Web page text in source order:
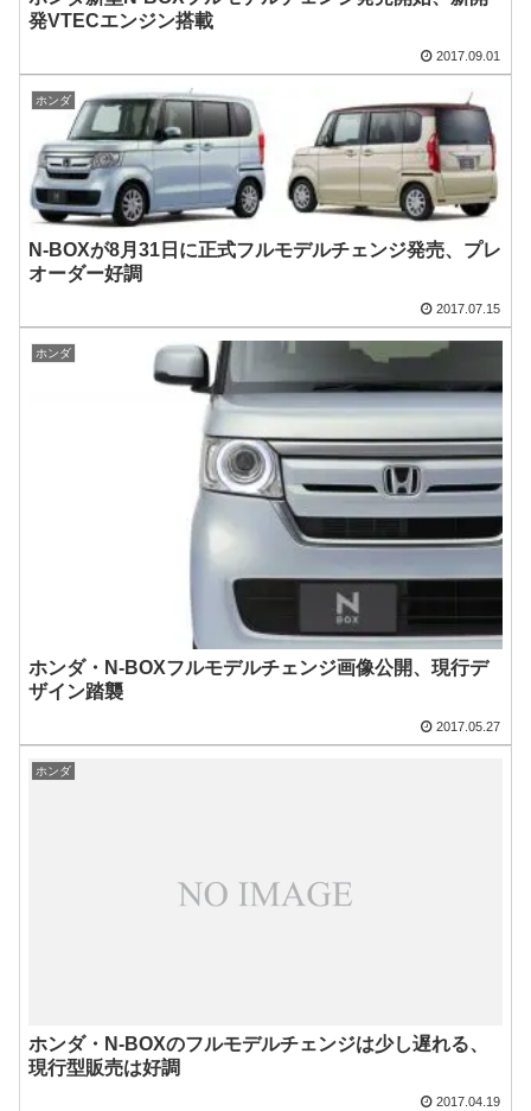
発VTECエンジン搭載
2017.09.01
ホンダ
N-BOXが8月31日に正式フルモデルチェンジ発売、プレ
オーダー好調
2017.07.15
ホンダ
ホンダ・N-BOXフルモデルチェンジ画像公開、現行デ
ザイン踏襲
2017.05.27
ホンダ
ホンダ・N-BOXのフルモデルチェンジは少し遅れる、
現行型販売は好調
2017.04.19